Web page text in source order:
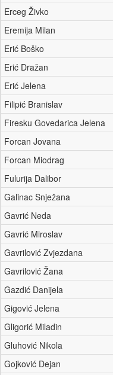
Erceg Živko
Eremija Milan
Erić Boško
Erić Dražan
Erić Jelena
Filipić Branislav
Firesku Govedarica Jelena
Forcan Jovana
Forcan Miodrag
Fulurija Dalibor
Galinac Snježana
Gavrić Neda
Gavrić Miroslav
Gavrilović Zvjezdana
Gavrilović Žana
Gazdić Danijela
Gigović Jelena
Gligorić Miladin
Gluhović Nikola
Gojković Dejan